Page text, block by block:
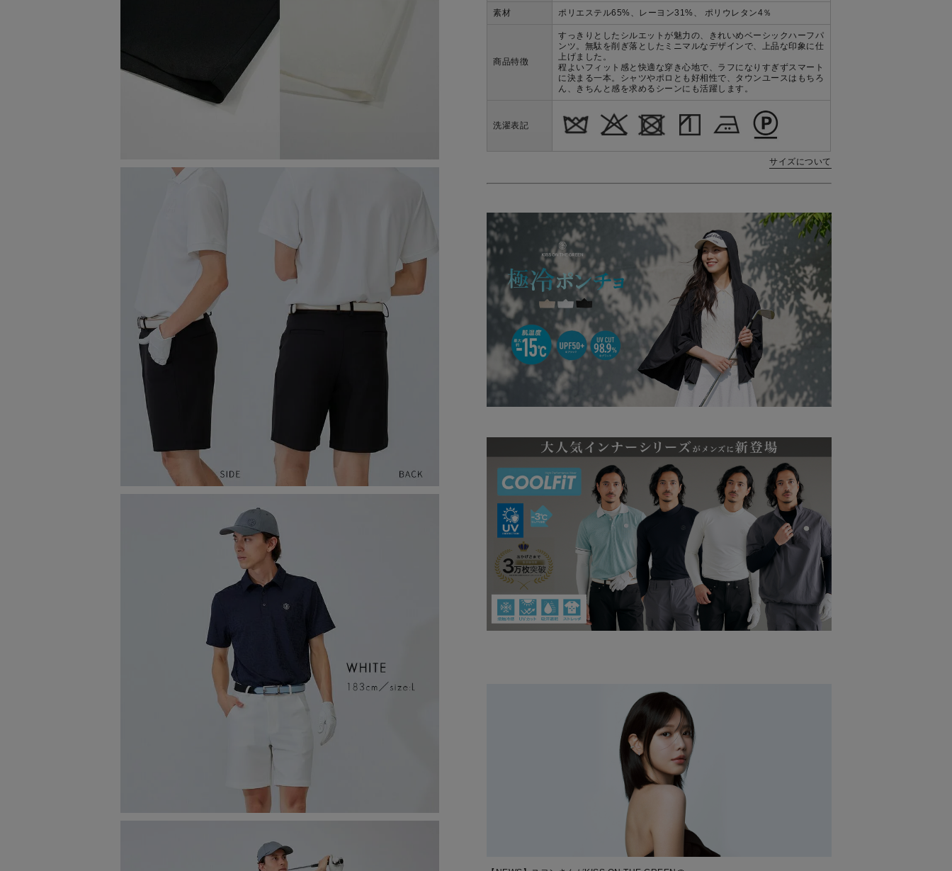
素材 ポリエステル65%、レーヨン31%、 ポリウレタン4％
商品特徴
すっきりとしたシルエットが魅力の、きれいめベーシックハーフパ
ンツ。無駄を削ぎ落としたミニマルなデザインで、上品な印象に仕
上げました。
程よいフィット感と快適な穿き心地で、ラフになりすぎずスマート
に決まる一本。シャツやポロとも好相性で、タウンユースはもちろ
ん、きちんと感を求めるシーンにも活躍します。
洗濯表記
サイズについて